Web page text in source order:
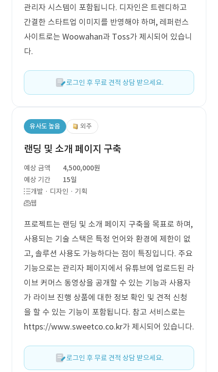
관리자 시스템이 포함됩니다. 디자인은 트렌디하고
간결한 스타트업 이미지를 반영해야 하며, 레퍼런스
사이트로는 Woowahan과 Toss가 제시되어 있습니
다.
로그인 후 무료 견적 상담 받으세요.
유사도 높음 외주
랜딩 및 소개 페이지 구축
예상 금액
4,500,000원
예상 기간
15일
개발 · 디자인 · 기획
웹
프로젝트는 랜딩 및 소개 페이지 구축을 목표로 하며,
사용되는 기술 스택은 특정 언어와 환경에 제한이 없
고, 솔루션 사용도 가능하다는 점이 특징입니다. 주요
기능으로는 관리자 페이지에서 유튜브에 업로드된 라
이브 커머스 동영상을 공개할 수 있는 기능과 사용자
가 라이브 진행 상품에 대한 정보 확인 및 견적 신청
을 할 수 있는 기능이 포함됩니다. 참고 서비스로는
https://www.sweetco.co.kr가 제시되어 있습니다.
로그인 후 무료 견적 상담 받으세요.